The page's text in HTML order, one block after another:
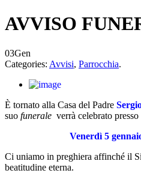
AVVISO
03Gen
Categories: Avvisi, Parrocchia.
È tornato alla Casa del Padre
suo funerale verrà celebrato
Venerdì 5
Ci uniamo in preghiera affinché il
beatitudine eterna.